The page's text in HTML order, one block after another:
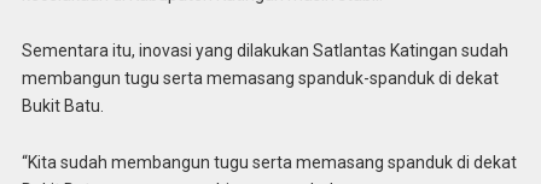
Sementara itu, inovasi yang dilakukan Satlantas Katingan sudah
membangun tugu serta memasang spanduk-spanduk di dekat
Bukit Batu.
“Kita sudah membangun tugu serta memasang spanduk di dekat